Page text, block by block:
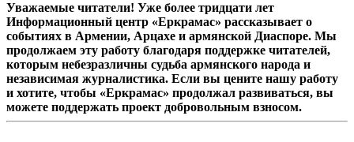
Уважаемые читатели! Уже более тридцати лет
Информационный центр «Еркрамас» рассказывает о
событиях в Армении, Арцахе и армянской Диаспоре. Мы
продолжаем эту работу благодаря поддержке читателей,
которым небезразличны судьба армянского народа и
независимая журналистика. Если вы цените нашу работу
и хотите, чтобы «Еркрамас» продолжал развиваться, вы
можете поддержать проект добровольным взносом.